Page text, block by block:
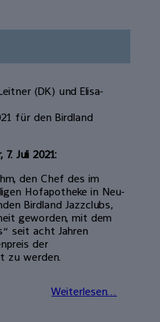
(DK) und Elisa-
für den Birdland
Juli 2021:
den Chef des im
Hofapotheke in Neu­
Birdland Jazzclubs,
geworden, mit dem
seit acht Jahren
der
zu werden.
Weiterlesen...